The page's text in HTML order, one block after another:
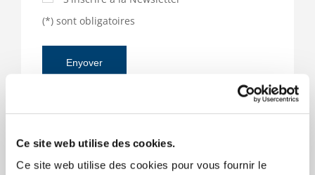
Ce site web utilise des cookies.
Ce site web utilise des cookies pour vous fournir le
(*) sont obligatoires
Responsable du produit et à votre service